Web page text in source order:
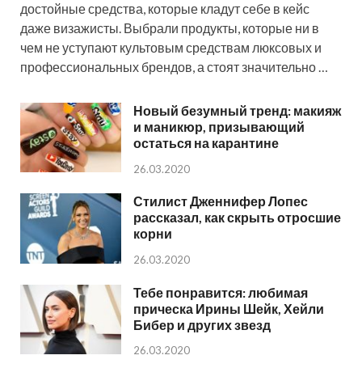
достойные средства, которые кладут себе в кейс
даже визажисты. Выбрали продукты, которые ни в
чем не уступают культовым средствам люксовых и
профессиональных брендов, а стоят значительно …
Новый безумный тренд: макияж
и маникюр, призывающий
остаться на карантине
26.03.2020
Стилист Дженнифер Лопес
рассказал, как скрыть отросшие
корни
26.03.2020
Тебе понравится: любимая
прическа Ирины Шейк, Хейли
Бибер и других звезд
26.03.2020